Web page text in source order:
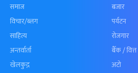
समाज
विचार/ब्लग
साहित्य
अन्तर्वार्ता
खेलकुद़़
बजार
पर्यटन
रोजगार
बैँक / वित्त
अटो